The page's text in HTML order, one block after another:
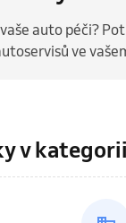
auto péči?
ve
v